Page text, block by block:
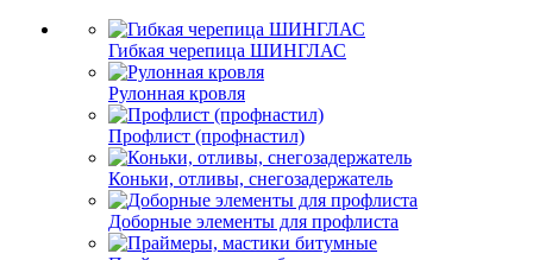
Гибкая черепица ШИНГЛАС
Рулонная кровля
Профлист (профнастил)
Коньки, отливы, снегозадержатель
Доборные элементы для профлиста